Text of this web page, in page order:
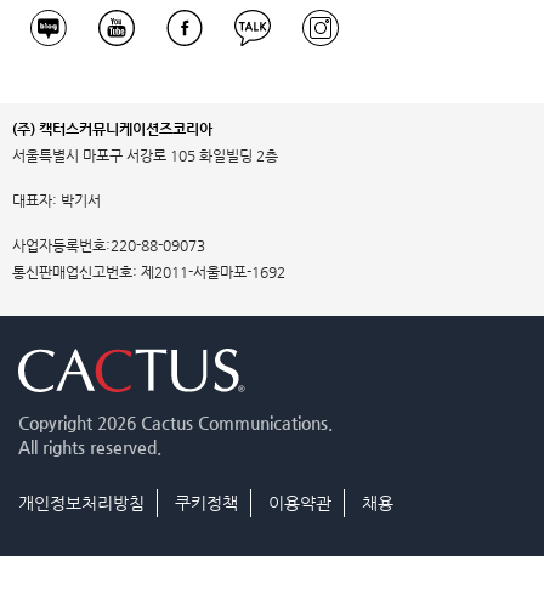
(주) 캑터스커뮤니케이션즈코리아
서울특별시 마포구 서강로 105 화일빌딩 2층
대표자: 박기서
사업자등록번호:220-88-09073
통신판매업신고번호: 제2011-서울마포-1692
Copyright 2026 Cactus Communications.
All rights reserved.
개인정보처리방침 쿠키정책 이용약관 채용